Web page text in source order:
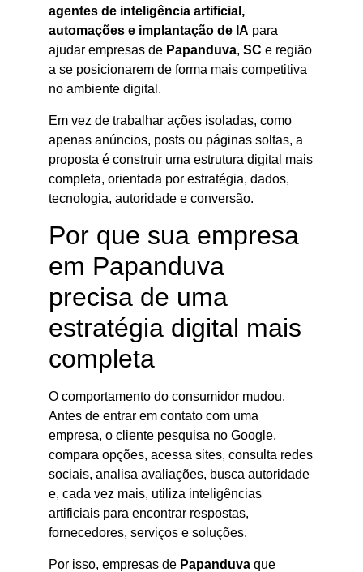
agentes de inteligência artificial,
automações e implantação de IA para
ajudar empresas de Papanduva, SC e região
a se posicionarem de forma mais competitiva
no ambiente digital.
Em vez de trabalhar ações isoladas, como
apenas anúncios, posts ou páginas soltas, a
proposta é construir uma estrutura digital mais
completa, orientada por estratégia, dados,
tecnologia, autoridade e conversão.
Por que sua empresa
em Papanduva
precisa de uma
estratégia digital mais
completa
O comportamento do consumidor mudou.
Antes de entrar em contato com uma
empresa, o cliente pesquisa no Google,
compara opções, acessa sites, consulta redes
sociais, analisa avaliações, busca autoridade
e, cada vez mais, utiliza inteligências
artificiais para encontrar respostas,
fornecedores, serviços e soluções.
Por isso, empresas de Papanduva que